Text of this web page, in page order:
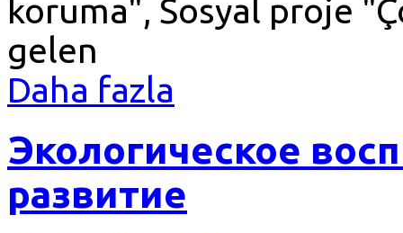
koruma", Sosyal proje
gelen
Daha fazla
Экологическое
развитие